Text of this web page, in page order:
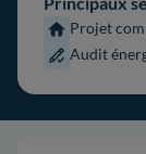
Projet
Audit